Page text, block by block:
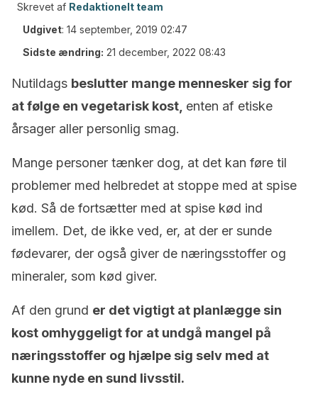
Skrevet af Redaktionelt team
Udgivet: 14 september, 2019 02:47
Sidste ændring: 21 december, 2022 08:43
Nutildags beslutter mange mennesker sig for
at følge en vegetarisk kost, enten af etiske
årsager aller personlig smag.
Mange personer tænker dog, at det kan føre til
problemer med helbredet at stoppe med at spise
kød. Så de fortsætter med at spise kød ind
imellem. Det, de ikke ved, er, at der er sunde
fødevarer, der også giver de næringsstoffer og
mineraler, som kød giver.
Af den grund er det vigtigt at planlægge sin
kost omhyggeligt for at undgå mangel på
næringsstoffer og hjælpe sig selv med at
kunne nyde en sund livsstil.